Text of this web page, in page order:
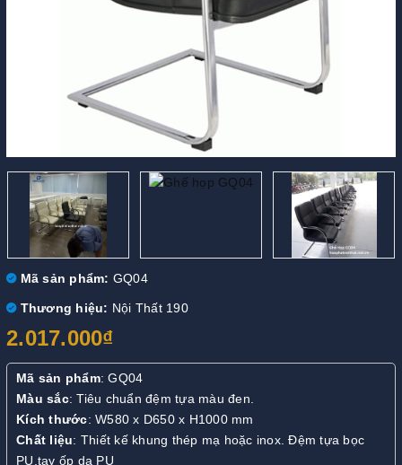
Mã sản phẩm: GQ04
Thương hiệu: Nội Thất 190
2.017.000₫
Mã sản phẩm: GQ04
Màu sắc: Tiêu chuẩn đệm tựa màu đen.
Kích thước: W580 x D650 x H1000 mm
Chất liệu: Thiết kế khung thép mạ hoặc inox. Đệm tựa bọc
PU,tay ốp da PU